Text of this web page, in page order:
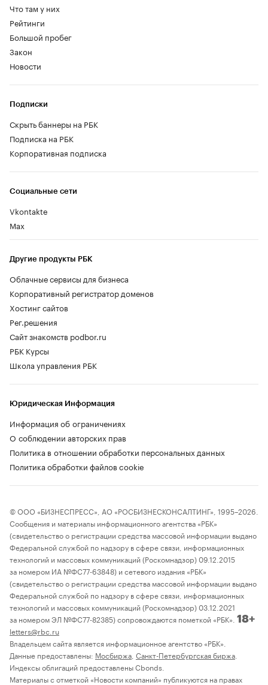
Что там у них
Рейтинги
Большой пробег
Закон
Новости
Социальные сети
Vkontakte
Max
Другие продукты РБК
Облачные сервисы для бизнеса
Корпоративный регистратор доменов
Хостинг сайтов
Рег.решения
Сайт знакомств podbor.ru
РБК Курсы
Школа управления РБК
Подписки
Скрыть баннеры на РБК
Подписка на РБК
Корпоративная подписка
Юридическая Информация
Информация об ограничениях
О соблюдении авторских прав
Политика в отношении обработки персональных данных
Политика обработки файлов cookie
© ООО «БИЗНЕСПРЕСС», АО «РОСБИЗНЕСКОНСАЛТИНГ», 1995–2026.
Сообщения и материалы информационного агентства «РБК»
(свидетельство о регистрации средства массовой информации выдано
Федеральной службой по надзору в сфере связи, информационных
технологий и массовых коммуникаций (Роскомнадзор) 09.12.2015
за номером ИА №ФС77-63848) и сетевого издания «РБК»
(свидетельство о регистрации средства массовой информации выдано
Федеральной службой по надзору в сфере связи, информационных
технологий и массовых коммуникаций (Роскомнадзор) 03.12.2021
за номером ЭЛ №ФС77-82385) сопровождаются пометкой «РБК». 18+
letters@rbc.ru
Владельцем сайта является информационное агентство «РБК».
Данные предоставлены: Мосбиржа Санкт-Петербургская биржа
Индексы облигаций предоставлены Cbonds.
Материалы с отметкой «Новости компаний» публикуются на правах